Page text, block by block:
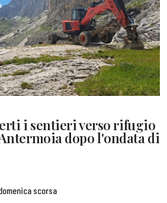
i sentieri verso rifugio
dopo l'ondata di
scorsa